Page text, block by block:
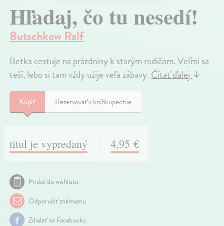
Hľadaj, čo tu nesedí!
Butschkow Ralf
Betka cestuje na prázdniny k starým rodičom. Veľmi sa
teší, lebo si tam vždy užije veľa zábavy.Čítať ďalej↓
Kúpiť Rezervovať v kníhkupectve
titul je vypredaný 4,95 €
Pridať do wishlistu
Odporučiť známemu
Zdielať na Facebooku